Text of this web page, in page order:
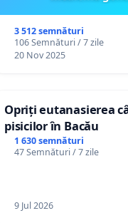
3 512 semnături
106 Semnături / 7 zile
20 Nov 2025
Opriți eutanasierea
pisicilor în Bacău
1 630 semnături
47 Semnături / 7 zile
9 Jul 2026